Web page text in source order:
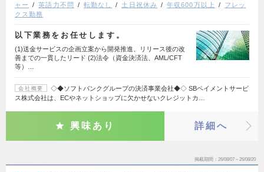
ャー
英語力不問 転勤なし 土日祝休み 年収600万以上
フレッ
クス勤務
以下業務をお任せします。
(1)送金サービスの企画立案から開発推進、リリース後の改
善までの一貫したリード (2)法令（資金決済法、AML/CFT
等）…
会社概要
◇◆ソフトバンクグループの決済事業会社◆◇ SBペイメントサービ
ス株式会社は、ECやネットショップに欠かせないクレジットカ…
興味あり 詳細へ
掲載期間 26/08/07～26/08/20